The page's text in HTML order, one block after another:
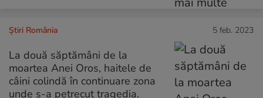
Știri România 5 feb. 2023
La două săptămâni de la
moartea Anei Oros, haitele de
câini colindă în continuare zona
unde s-a petrecut tragedia.